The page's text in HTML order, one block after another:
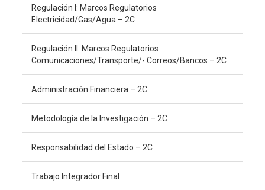
Regulación I: Marcos Regulatorios
Electricidad/Gas/Agua – 2C
Regulación II: Marcos Regulatorios
Comunicaciones/Transporte/- Correos/Bancos – 2C
Administración Financiera – 2C
Metodología de la Investigación – 2C
Responsabilidad del Estado – 2C
Trabajo Integrador Final